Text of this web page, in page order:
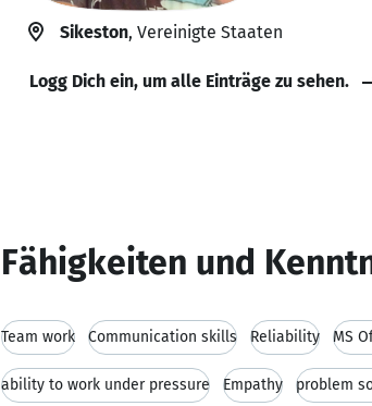
Sikeston, Vereinigte Staaten
Logg Dich ein, um alle Einträge zu sehen.
Fähigkeiten und
Team work Communication skills Reliability MS
ability to work under pressure Empathy problem